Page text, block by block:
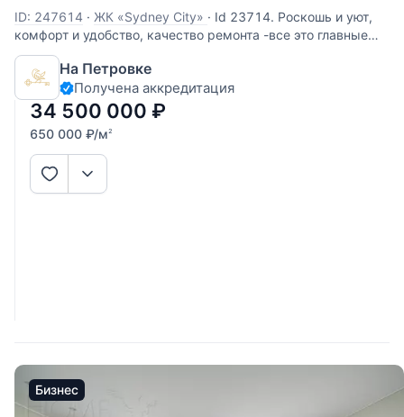
ID: 247614 · ЖК «Sydney City» · Id 23714. Роскошь и уют,
комфорт и удобство, качество ремонта -все это главные
достоинства нашего предложения. Продается 2-х
комнатная квартира в ЖК " Sydney City "бизнес-класс по
адресу :г Москва, Шелепихинская набережная ,дом 40,
кор 2. От метро ст
На Петровке
Получена аккредитация
34 500 000 ₽
650 000 ₽/м2
Бизнес